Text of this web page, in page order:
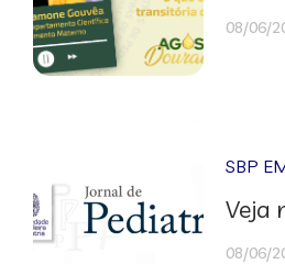
08/06/
SBP
Veja
08/06/